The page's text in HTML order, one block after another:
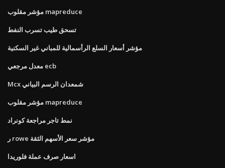
مؤشر مقلوب mapreduce
تسحق طيب تسرب النفط
مؤشر أسعار السلع الرأسمالية للمباني غير السكنية
معدل مرجعي ecb
Mcx شمعدان الرسم البياني
مؤشر مقلوب mapreduce
نمط تاجر مراجعة كونراد
ر rowe مؤشر سعر الأسهم الثقة
اسعار صرف عملة فلوريدا